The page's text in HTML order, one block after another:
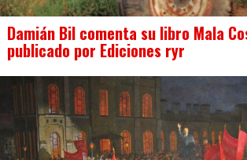
Damián Bil comenta su libro Mala
publicado por Ediciones ryr